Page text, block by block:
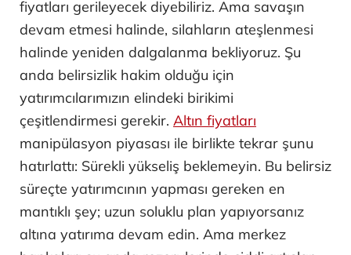
fiyatları gerileyecek diyebiliriz. Ama savaşın
devam etmesi halinde, silahların ateşlenmesi
halinde yeniden dalgalanma bekliyoruz. Şu
anda belirsizlik hakim olduğu için
yatırımcılarımızın elindeki birikimi
çeşitlendirmesi gerekir. Altın fiyatları
manipülasyon piyasası ile birlikte tekrar şunu
hatırlattı: Sürekli yükseliş beklemeyin. Bu belirsiz
süreçte yatırımcının yapması gereken en
mantıklı şey; uzun soluklu plan yapıyorsanız
altına yatırıma devam edin. Ama merkez